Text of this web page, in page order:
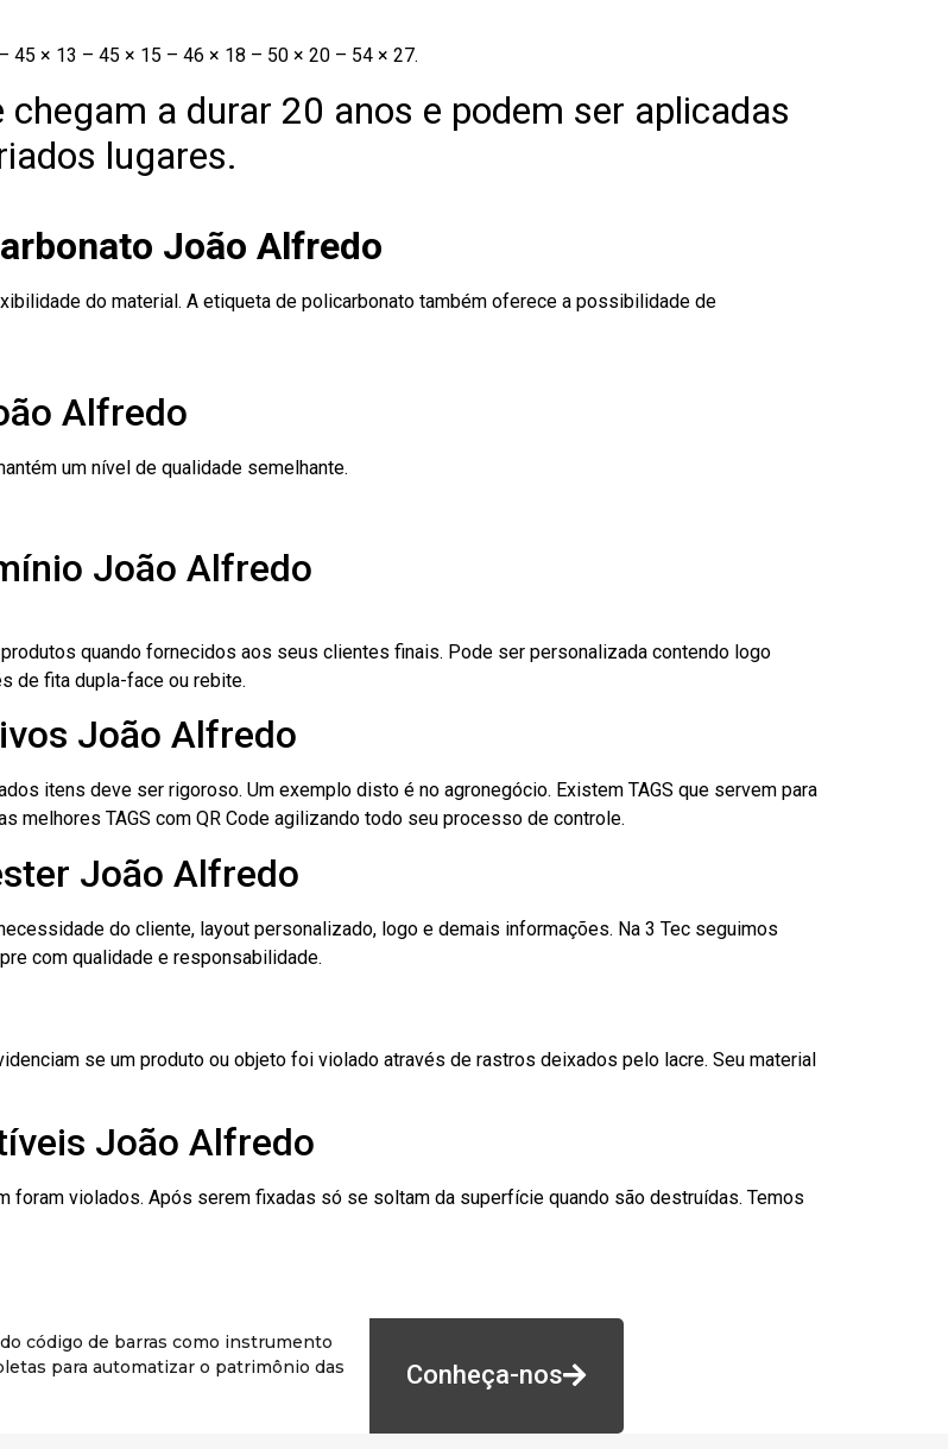
× 13 – 45 × 15 – 46 × 18 – 50 × 20 – 54 × 27.
a durar 20 anos e podem ser aplicadas
lugares.
João Alfredo
do material. A etiqueta de policarbonato também oferece a possibilidade de
Alfredo
um nível de qualidade semelhante.
João Alfredo
quando fornecidos aos seus clientes finais. Pode ser personalizada contendo logo
de fita dupla-face ou rebite.
João Alfredo
itens deve ser rigoroso. Um exemplo disto é no agronegócio. Existem TAGS que servem para
melhores TAGS com QR Code agilizando todo seu processo de controle.
João Alfredo
do cliente, layout personalizado, logo e demais informações. Na 3 Tec seguimos
com qualidade e responsabilidade.
se um produto ou objeto foi violado através de rastros deixados pelo lacre. Seu material
João Alfredo
foram violados. Após serem fixadas só se soltam da superfície quando são destruídas. Temos
código de barras como instrumento
para automatizar o patrimônio das
Conheça-nos